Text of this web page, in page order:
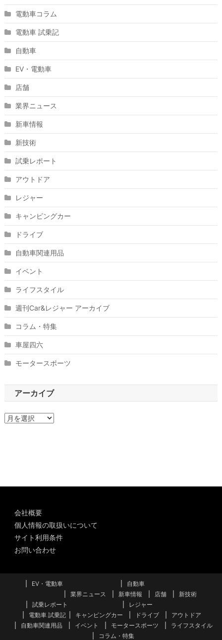
電動車コラム
電動車 試乗記
自動車
EV・電動車
店舗
業界ニュース
新車情報
新技術
試乗レポート
アウトドア
レジャー
キャンピングカー
ドライブ
自動車関連用品
イベント
ライフスタイル
週刊Car&レジャー アーカイブ
コラム・特集
車屋四六
モータースポーツ
アーカイブ
ア
会社概要
個人情報の取扱いについて
サイト利用条件
お問い合わせ
EV・電動車
自動車
業界ニュース
新車情報 店舗
新技術
試乗レポート
電動車 試乗記
レジャー
キャンピングカー
ドライブ
アウトドア
自動車関連用品
イベント モータースポーツ
ライフスタイル
コラム・特集